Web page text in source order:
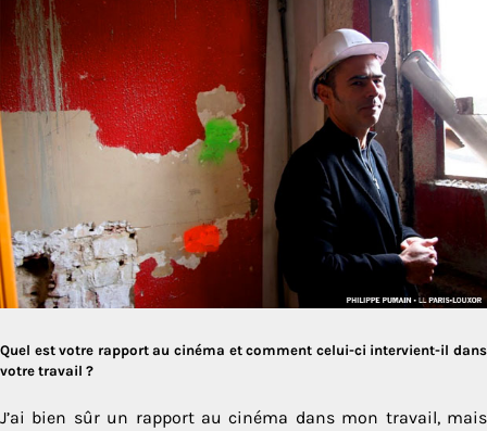
Quel est votre rapport au cinéma et comment celui-ci intervient-il dans
votre travail ?
J’ai bien sûr un rapport au cinéma dans mon travail, mais